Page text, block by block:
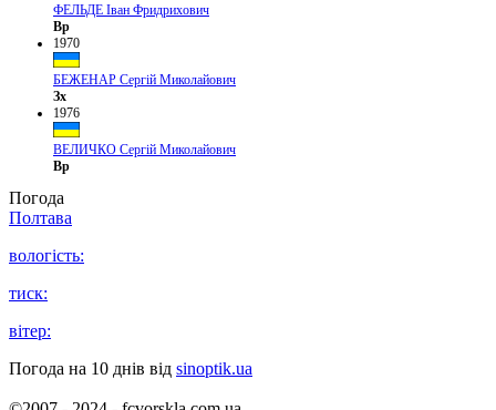
ФЕЛЬДЕ Іван Фридрихович
Вр
1970
БЕЖЕНАР Сергій Миколайович
Зх
1976
ВЕЛИЧКО Сергій Миколайович
Вр
Погода
Полтава
вологість:
тиск:
вітер:
Погода на 10 днів від sinoptik.ua